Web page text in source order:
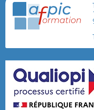
Nouvelle Formation
biologique dans les
L’Obligation de
Employeurs : Un
avec l’AFPIC
Commentaires